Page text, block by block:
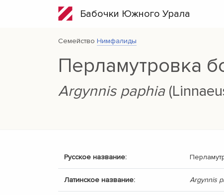
Бабочки Южного Урала
Семейство Нимфалиды
Перламутровка
Argynnis paphia
Русское название:
Латинское название: Argynnis